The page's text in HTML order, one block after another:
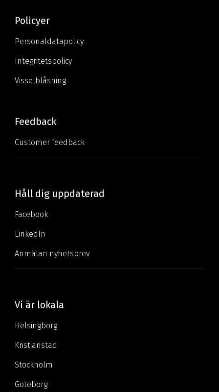
Policyer
Personaldatapolicy
Integritetspolicy
Visselblåsning
Feedback
Customer feedback
Håll dig uppdaterad
Facebook
LinkedIn
Anmälan nyhetsbrev
Vi är lokala
Helsingborg
Kristianstad
Stockholm
Göteborg